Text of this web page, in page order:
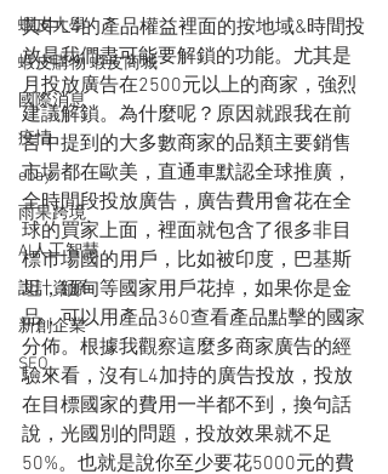
蝦皮大學
蝦皮購物 蝦皮商城
國際消息
疫情
ebay
雨果跨境
AI人工智慧
設計資源
新創企業
SEO
其中L4的產品權益裡面的按地域&時間投
放是我們盡可能要解鎖的功能。尤其是
月投放廣告在2500元以上的商家，強烈
建議解鎖。為什麼呢？原因就跟我在前
言中提到的大多數商家的品類主要銷售
市場都在歐美，直通車默認全球推廣，
全時間段投放廣告，廣告費用會花在全
球的買家上面，裡面就包含了很多非目
標市場國的用戶，比如被印度，巴基斯
坦，緬甸等國家用戶花掉，如果你是金
品，可以用產品360查看產品點擊的國家
分佈。根據我觀察這麼多商家廣告的經
驗來看，沒有L4加持的廣告投放，投放
在目標國家的費用一半都不到，換句話
說，光國別的問題，投放效果就不足
50%。也就是說你至少要花5000元的費